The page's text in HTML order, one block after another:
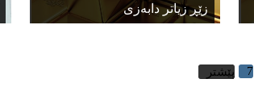
زێڕ زیاتر دابەزی
7 پێشتر